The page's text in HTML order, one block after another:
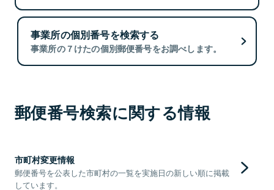
事業所の個別番号を検索する
事業所の７けたの個別郵便番号をお調べします。
郵便番号検索に関する情報
市町村変更情報
郵便番号を公表した市町村の一覧を実施日の新しい順に掲載
しています。